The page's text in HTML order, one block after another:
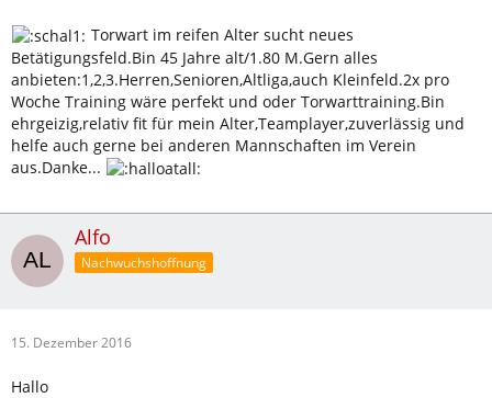
Torwart im reifen Alter sucht neues
Betätigungsfeld.Bin 45 Jahre alt/1.80 M.Gern alles
anbieten:1,2,3.Herren,Senioren,Altliga,auch Kleinfeld.2x pro
Woche Training wäre perfekt und oder Torwarttraining.Bin
ehrgeizig,relativ fit für mein Alter,Teamplayer,zuverlässig und
helfe auch gerne bei anderen Mannschaften im Verein
aus.Danke...
Alfo
Nachwuchshoffnung
15. Dezember 2016
Hallo